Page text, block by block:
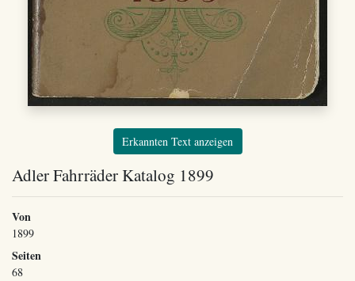
Erkannten Text anzeigen
Adler Fahrräder Katalog 1899
Von
1899
Seiten
68